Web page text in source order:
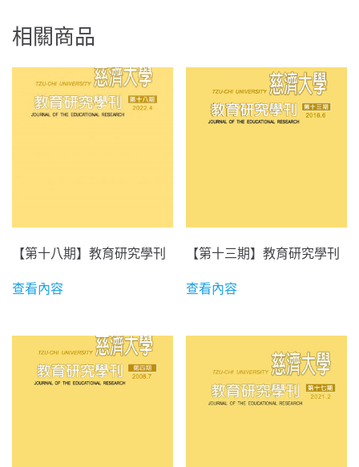
相關商品
【第十八期】教育研究學刊
查看內容
【第十三期】教育研究學刊
查看內容